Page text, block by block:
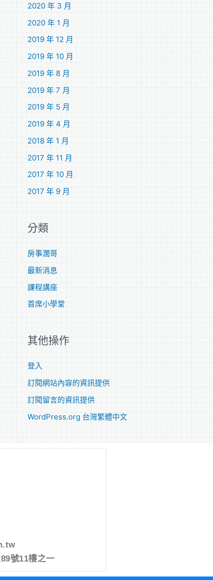
2020 年 3 月
2020 年 1 月
2019 年 12 月
2019 年 10 月
2019 年 8 月
2019 年 7 月
2019 年 5 月
2019 年 4 月
2018 年 1 月
2017 年 11 月
2017 年 10 月
2017 年 9 月
分類
房事濶哥
最新消息
課程講座
首席小學堂
其他操作
登入
訂閱網站內容的資訊提供
訂閱留言的資訊提供
WordPress.org 台灣繁體中文
號11樓之一